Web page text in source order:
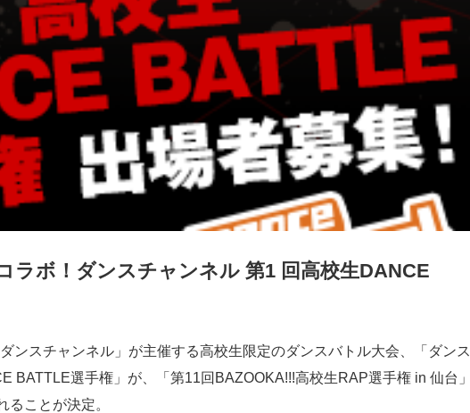
ラボ！ダンスチャンネル 第1 回高校生DANCE
ンスチャンネル」が主催する高校生限定のダンスバトル大会、「ダンス
選手権」が、「第11回BAZOOKA!!!高校生RAP選手権 in 仙台」
ることが決定。